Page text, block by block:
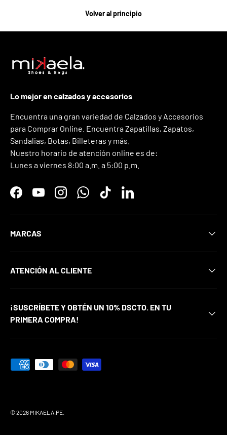
Volver al principio
Lo mejor en calzados y accesorios
Encuentra una gran variedad de Calzados y Accesorios
para Comprar Online. Encuentra Zapatillas, Zapatos,
Sandalias, Botas, Billeteras y más.
Nuestro horario de atención online es de:
Lunes a viernes 8:00 a.m. a 5:00 p.m.
FacebookYouTubeInstagramWhatsAppTikTokLinkedIn
MARCAS
ATENCIÓN AL CLIENTE
¡SUSCRÍBETE Y OBTÉN UN 10% DSCTO. EN TU
PRIMERA COMPRA!
Formas de pago aceptadas
© 2026 MIKAELA.PE